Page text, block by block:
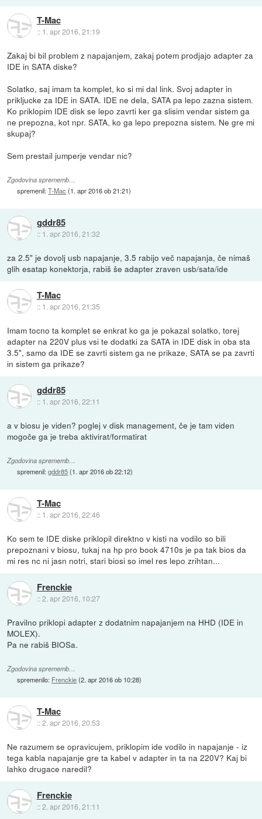
T-Mac
:: 1. apr 2016, 21:19
Zakaj bi bil problem z napajanjem, zakaj potem prodjajo adapter za
IDE in SATA diske?
Solatko, saj imam ta komplet, ko si mi dal link. Svoj adapter in
prikljucke za IDE in SATA. IDE ne dela, SATA pa lepo zazna sistem.
Ko priklopim IDE disk se lepo zavrti ker ga slisim vendar sistem ga
ne prepozna, kot npr. SATA, ko ga lepo prepozna sistem. Ne gre mi
skupaj?
Sem prestail jumperje vendar nic?
Zgodovina sprememb…
spremenil:T-Mac (1. apr 2016 ob 21:21)
gddr85
:: 1. apr 2016, 21:32
za 2.5" je dovolj usb napajanje, 3.5 rabijo več napajanja, če nimaš
glih esatap konektorja, rabiš še adapter zraven usb/sata/ide
T-Mac
:: 1. apr 2016, 21:35
Imam tocno ta komplet se enkrat ko ga je pokazal solatko, torej
adapter na 220V plus vsi te dodatki za SATA in IDE disk in oba sta
3.5", samo da IDE se zavrti sistem ga ne prikaze, SATA se pa zavrti
in sistem ga prikaze?
gddr85
:: 1. apr 2016, 22:11
a v biosu je viden? poglej v disk management, če je tam viden
mogoče ga je treba aktivirat/formatirat
Zgodovina sprememb…
spremenil:gddr85(1. apr 2016 ob 22:12)
T-Mac
:: 1. apr 2016, 22:46
Ko sem te IDE diske priklopil direktno v kisti na vodilo so bili
prepoznani v biosu, tukaj na hp pro book 4710s je pa tak bios da
mi res nc ni jasn notri, stari biosi so imel res lepo zrihtan...
Frenckie
::2. apr 2016, 10:27
Pravilno priklopi adapter z dodatnim napajanjem na HHD (IDE in
MOLEX).
Pa ne rabiš BIOSa.
Zgodovina sprememb…
spremenilo: Frenckie(2. apr 2016 ob 10:28)
T-Mac
::2. apr 2016, 20:53
Ne razumem se opravicujem, priklopim ide vodilo in napajanje - iz
tega kabla napajanje gre ta kabel v adapter in ta na 220V? Kaj bi
lahko drugace naredil?
Frenckie
::2. apr 2016, 21:11